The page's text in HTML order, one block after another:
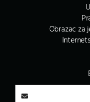
Obrazac za